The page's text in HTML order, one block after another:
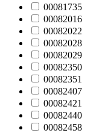
00081735
00082016
00082022
00082028
00082029
00082350
00082351
00082407
00082421
00082440
00082458